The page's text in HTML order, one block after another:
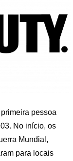
pessoa
No início, os
Mundial,
para locais